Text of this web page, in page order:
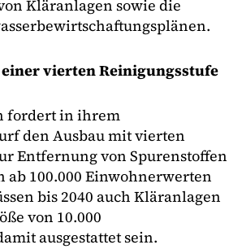
Kläranlagen sowie die
vierten Reinigungsstufe
fordert in ihrem
den Ausbau mit vierten
Entfernung von Spurenstoffen
100.000 Einwohnerwerten
bis 2040 auch Kläranlagen
von 10.000
ausgestattet sein.